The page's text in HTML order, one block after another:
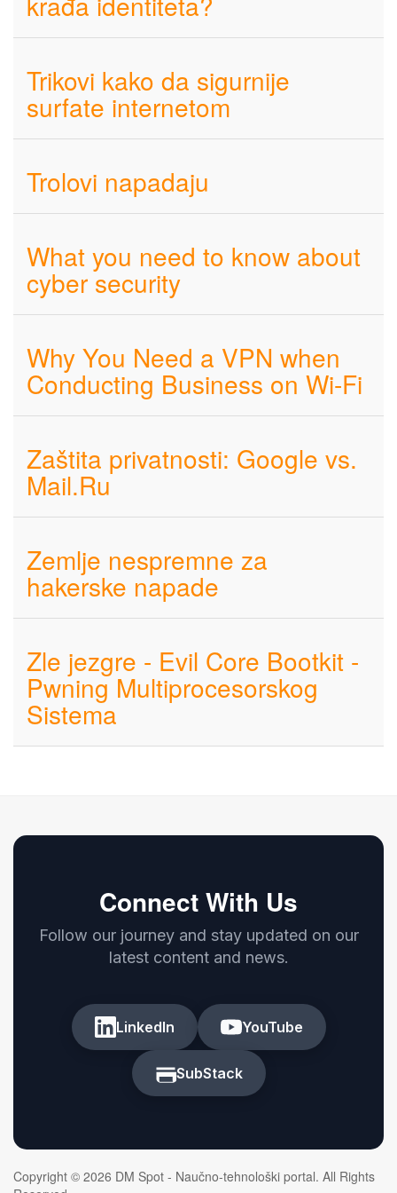
Trikovi kako da sigurnije
surfate internetom
Trolovi napadaju
What you need to know about
cyber security
Why You Need a VPN when
Conducting Business on Wi-Fi
Zaštita privatnosti: Google vs.
Mail.Ru
Zemlje nespremne za
hakerske napade
Zle jezgre - Evil Core Bootkit -
Pwning Multiprocesorskog
Sistema
Connect With Us
Follow our journey and stay updated on our
latest content and news.
LinkedIn YouTube
SubStack
Copyright © 2026 DM Spot - Naučno-tehnološki portal. All Rights